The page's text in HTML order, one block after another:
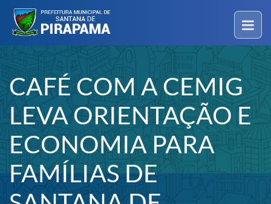
CAFÉ COM A CEMIG
LEVA ORIENTAÇÃO E
ECONOMIA PARA
FAMÍLIAS DE